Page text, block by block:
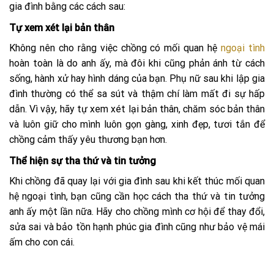
gia đình bằng các cách sau:
Tự xem xét lại bản thân
Không nên cho rằng việc chồng có mối quan hệngoại tình
hoàn toàn là do anh ấy, mà đôi khi cũng phản ánh từ cách
sống, hành xử hay hình dáng của bạn. Phụ nữ sau khi lập gia
đình thường có thể sa sút và thậm chí làm mất đi sự hấp
dẫn. Vì vậy, hãy tự xem xét lại bản thân, chăm sóc bản thân
và luôn giữ cho mình luôn gọn gàng, xinh đẹp, tươi tắn để
chồng cảm thấy yêu thương bạn hơn.
Thể hiện sự tha thứ và tin tưởng
Khi chồng đã quay lại với gia đình sau khi kết thúc mối quan
hệ ngoại tình, bạn cũng cần học cách tha thứ và tin tưởng
anh ấy một lần nữa. Hãy cho chồng mình cơ hội để thay đổi,
sửa sai và bảo tồn hạnh phúc gia đình cũng như bảo vệ mái
ấm cho con cái.